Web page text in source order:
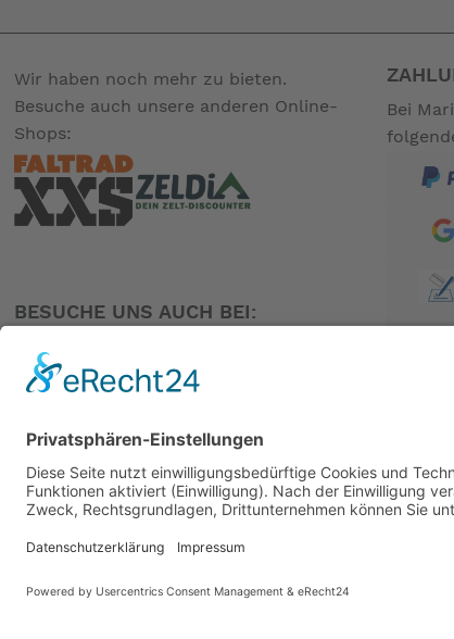
Wir haben noch mehr zu bieten.
Besuche auch unsere anderen Online-
Shops:
BESUCHE UNS AUCH BEI:
Bei